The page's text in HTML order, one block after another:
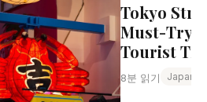
Tokyo
Must-Try
Tourist
8분 읽기 Japan